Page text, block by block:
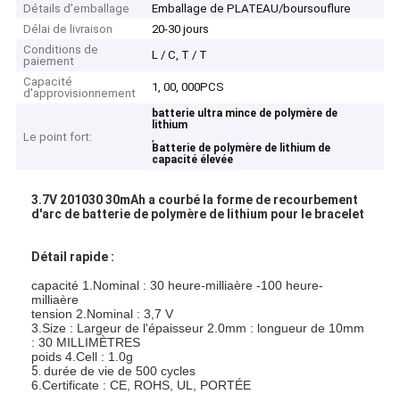
Détails d'emballage
Emballage de PLATEAU/boursouflure
Délai de livraison
20-30 jours
Conditions de
paiement
L / C, T / T
Capacité
d'approvisionnement
1, 00, 000PCS
Le point fort:
batterie ultra mince de polymère de
lithium
,
Batterie de polymère de lithium de
capacité élevée
3.7V 201030 30mAh a courbé la forme de recourbement
d'arc de batterie de polymère de lithium pour le bracelet
Détail rapide :
capacité 1.Nominal : 30 heure-milliaère -100 heure-
milliaère
tension 2.Nominal : 3,7 V
3.Size : Largeur de l'épaisseur 2.0mm : longueur de 10mm
: 30 MILLIMÈTRES
poids 4.Cell : 1.0g
5.durée de vie de 500 cycles
6.Certificate : CE, ROHS, UL, PORTÉE